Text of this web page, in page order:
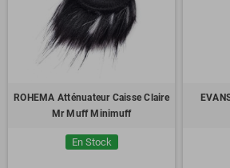
ROHEMA Atténuateur Caisse Claire
Mr Muff Minimuff
En Stock